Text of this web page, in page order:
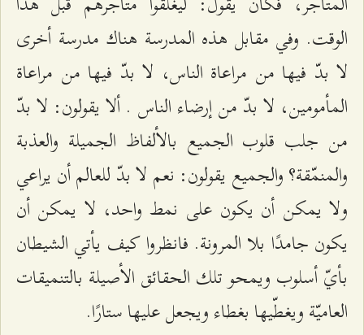
الوقت. وفي مقابل هذه المدرسة هناك مدرسة أخرى
لا بدّ فيها من مراعاة الناس، لا بدّ فيها من مراعاة
المأمومين، لا بدّ من إرضاء الناس . ألا يقولون: لا بدّ
من جلب قلوب الجميع بالألفاظ الجميلة والعذبة
والمنمّقة؟ والجميع يقولون: نعم لا بدّ للعالم أن يراعي
ولا يمكن أن يكون على نمط واحد، لا يمكن أن
يكون جامدًا بلا المرونة. فانظروا كيف يأتي الشيطان
بأيّ أسلوب ويمحو تلك الحقائق الأصيلة بالتنميقات
العاميّة ويغطّيها بغطاء ويجعل عليها ستارًا.